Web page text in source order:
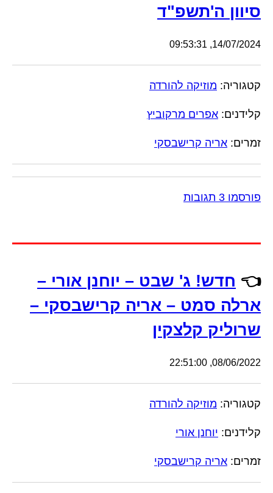
סיוון ה'תשפ"ד
14/07/2024, 09:53:31
קטגוריה: מוזיקה להורדה
קלידנים: אפרים מרקוביץ
זמרים: אריה קרישבסקי
פורסמו 3 תגובות
👈 חדש! ג' שבט – יוחנן אורי –
ארלה סמט – אריה קרישבסקי –
שרוליק קלצקין
08/06/2022, 22:51:00
קטגוריה: מוזיקה להורדה
קלידנים: יוחנן אורי
זמרים: אריה קרישבסקי